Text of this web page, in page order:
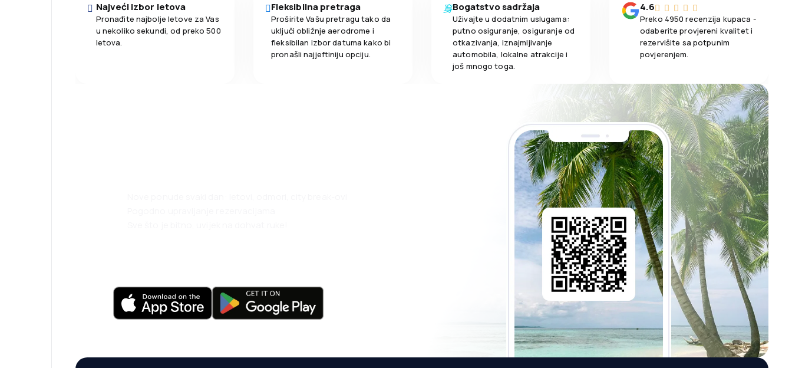
Najveći izbor letova
Pronađite najbolje letove za Vas
u nekoliko sekundi, od preko 500
letova.
Fleksibilna pretraga
Proširite Vašu pretragu tako da
uključi obližnje aerodrome i
fleksibilan izbor datuma kako bi
pronašli najjeftiniju opciju.
Bogatstvo sadržaja
Uživajte u dodatnim uslugama:
putno osiguranje, osiguranje od
otkazivanja, iznajmljivanje
automobila, lokalne atrakcije i
još mnogo toga.
4.6
Preko 4950 recenzija kupaca -
odaberite provjereni kvalitet i
rezervišite sa potpunim
povjerenjem.